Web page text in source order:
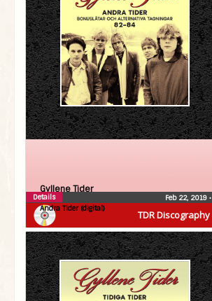
TDR Discography
Gyllene Tider
Andra Tider (digital)
Feb 22, 2019 •
Details